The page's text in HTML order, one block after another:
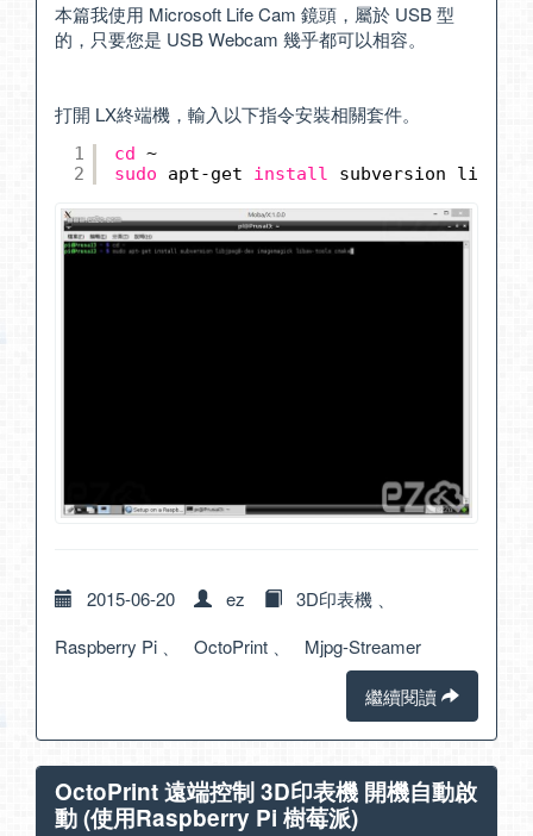
本篇我使用 Microsoft Life Cam 鏡頭，屬於 USB 型
的，只要您是 USB Webcam 幾乎都可以相容。
打開 LX終端機，輸入以下指令安裝相關套件。
1
2
cd
~
sudo
apt-get install subversion
2015-06-20 ez 3D印表機
Raspberry Pi
OctoPrint
Mjpg-Streamer
繼續閱讀
OctoPrint 遠端控制 3D印表機 開機自動啟
動 (使用Raspberry Pi 樹莓派)